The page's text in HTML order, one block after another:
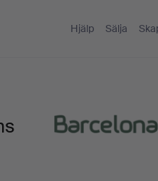
Hjälp Sälja